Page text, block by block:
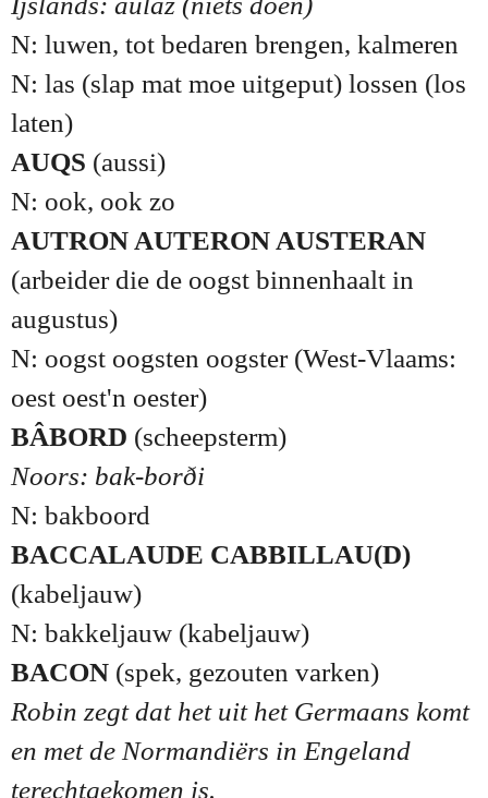
N: luwen, tot bedaren brengen, kalmeren
N: las (slap mat moe uitgeput) lossen (los
laten)
AUQS (aussi)
N: ook, ook zo
AUTRON AUTERON AUSTERAN
(arbeider die de oogst binnenhaalt in
augustus)
N: oogst oogsten oogster (West-Vlaams:
oest oest'n oester)
BÂBORD (scheepsterm)
Noors: bak-borði
N: bakboord
BACCALAUDE CABBILLAU(D)
(kabeljauw)
N: bakkeljauw (kabeljauw)
BACON (spek, gezouten varken)
Robin zegt dat het uit het Germaans komt
en met de Normandiërs in Engeland
terechtgekomen is.